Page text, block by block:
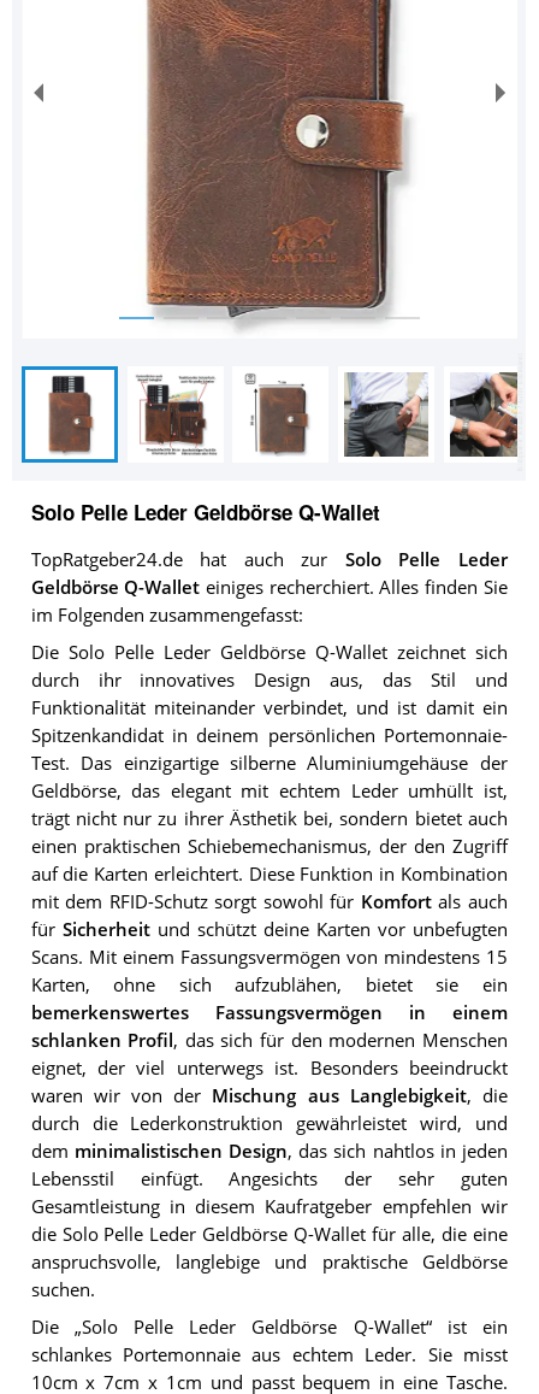
Solo Pelle Leder Geldbörse Q-Wallet
TopRatgeber24.de hat auch zur Solo Pelle Leder
Geldbörse Q-Wallet einiges recherchiert. Alles finden Sie
im Folgenden zusammengefasst:
Die Solo Pelle Leder Geldbörse Q-Wallet zeichnet sich
durch ihr innovatives Design aus, das Stil und
Funktionalität miteinander verbindet, und ist damit ein
Spitzenkandidat in deinem persönlichen Portemonnaie-
Test. Das einzigartige silberne Aluminiumgehäuse der
Geldbörse, das elegant mit echtem Leder umhüllt ist,
trägt nicht nur zu ihrer Ästhetik bei, sondern bietet auch
einen praktischen Schiebemechanismus, der den Zugriff
auf die Karten erleichtert. Diese Funktion in Kombination
mit dem RFID-Schutz sorgt sowohl für Komfortals auch
für Sicherheitund schützt deine Karten vor unbefugten
Scans. Mit einem Fassungsvermögen von mindestens 15
Karten, ohne sich aufzublähen, bietet sie ein
bemerkenswertes Fassungsvermögen in einem
schlanken Profil, das sich für den modernen Menschen
eignet, der viel unterwegs ist. Besonders beeindruckt
waren wir von der Mischung aus Langlebigkeit, die
durch die Lederkonstruktion gewährleistet wird, und
dem minimalistischen Design, das sich nahtlos in jeden
Lebensstil einfügt. Angesichts der sehr guten
Gesamtleistung in diesem Kaufratgeber empfehlen wir
die Solo Pelle Leder Geldbörse Q-Wallet für alle, die eine
anspruchsvolle, langlebige und praktische Geldbörse
suchen.
Die „Solo Pelle Leder Geldbörse Q-Wallet“ ist ein
schlankes Portemonnaie aus echtem Leder. Sie misst
10cm x 7cm x 1cm und passt bequem in eine Tasche.